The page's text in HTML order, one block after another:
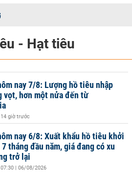
- Hạt tiêu
nay 7/8: Lượng hồ tiêu nhập
vọt, hơn một nửa đến từ
14 giờ trước
nay 6/8: Xuất khẩu hồ tiêu khởi
tháng đầu năm, giá đang có xu
trở lại
07:30 | 06/08/2026